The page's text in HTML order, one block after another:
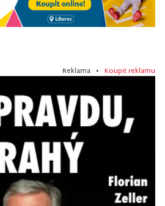
Reklama • Koupit reklamu